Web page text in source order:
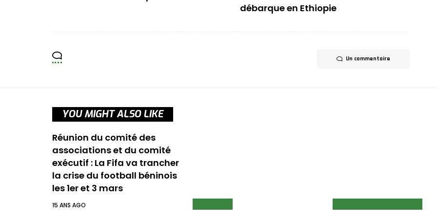
débarque en Ethiopie
Un commentaire
YOU MIGHT ALSO LIKE
Réunion du comité des
associations et du comité
exécutif : La Fifa va trancher
la crise du football béninois
les 1er et 3 mars
15 ANS AGO